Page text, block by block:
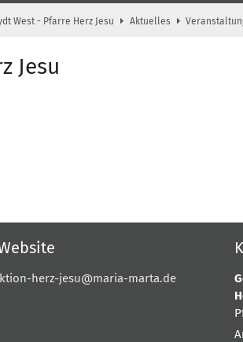
West - Pfarre Herz Jesu Aktuelles
Jesu
herz-jesu@maria-marta.de